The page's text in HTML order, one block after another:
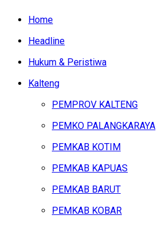
Home
Headline
Hukum & Peristiwa
Kalteng
PEMPROV KALTENG
PEMKO PALANGKARAYA
PEMKAB KOTIM
PEMKAB KAPUAS
PEMKAB BARUT
PEMKAB KOBAR